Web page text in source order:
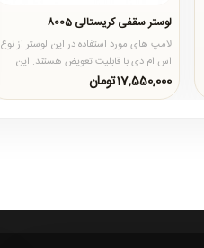
لوستر سقفی کریستالی 8005
لامپ های مورد استفاده در این لوستر از نوع
اس ام دی با قابلیت تعویض هستند. این
لامپ ها دارای سه حالت ..
17,550,000تومان